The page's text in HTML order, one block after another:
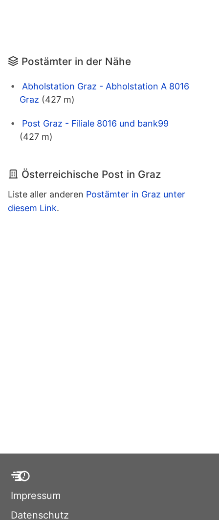
Postämter in der Nähe
Abholstation Graz - Abholstation A 8016
Graz (427 m)
Post Graz - Filiale 8016 und bank99
(427 m)
Österreichische Post in Graz
Liste aller anderen Postämter in Graz unter
diesem Link.
Impressum
Datenschutz